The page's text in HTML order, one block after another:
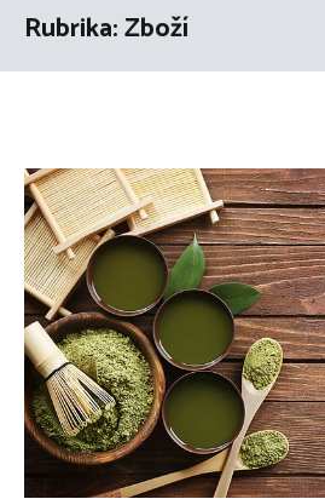
Rubrika:Zboží